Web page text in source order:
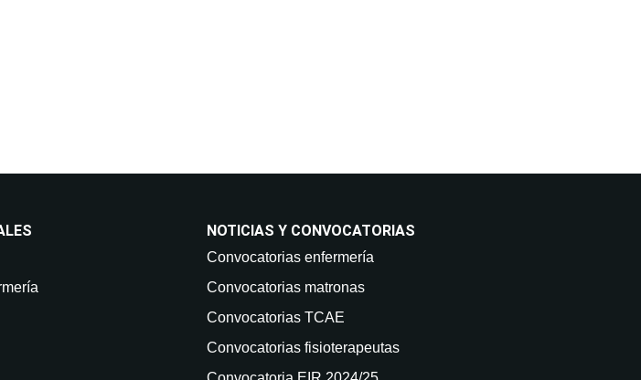
NOTICIAS Y CONVOCATORIAS
Convocatorias enfermería
Convocatorias matronas
Convocatorias TCAE
Convocatorias fisioterapeutas